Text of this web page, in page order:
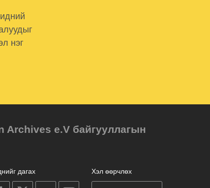
нэг
Archives e.V байгууллагын
Хэл өөрчлөх
дагах
on